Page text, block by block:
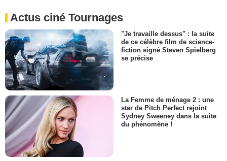
Actus ciné Tournages
"Je travaille dessus" : la suite
de ce célèbre film de science-
fiction signé Steven Spielberg
se précise
La Femme de ménage 2 : une
star de Pitch Perfect rejoint
Sydney Sweeney dans la suite
du phénomène !